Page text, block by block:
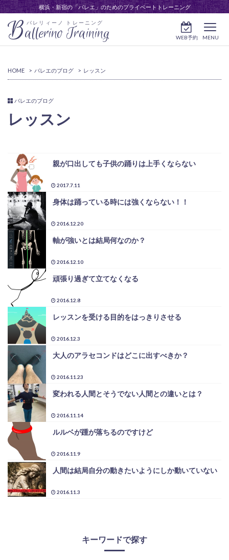
横浜・新宿の「バレエ」のためのプライベートトレーニング
バレリィーノ トレーニング
Ballerino Training MENU
WEB予約
HOME > バレエのブログ > レッスン
バレエのブログ
レッスン
親が口出しても子供の踊りは上手くならない
2017.7.11
身体は踊っている時には強くならない！！
2016.12.20
軸が強いとは結局何なのか？
2016.12.10
頑張り過ぎて立てなくなる
2016.12.8
レッスンを受ける目的をはっきりさせる
2016.12.3
大人のアラセコンドはどこに出すべきか？
2016.11.23
変われる人間とそうでない人間との違いとは？
2016.11.14
ルルベが踵が落ちるのですけど
2016.11.9
人間は結局自分の動きたいようにしか動いていない
2016.11.3
キーワードで探す